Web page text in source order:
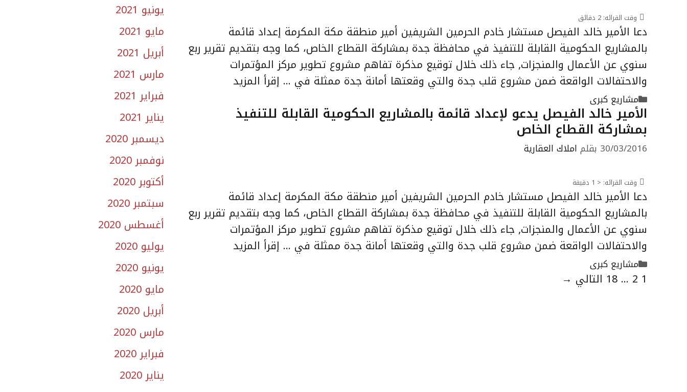
وقت القرائه: 2 دقائق
دعا الأمير خالد الفيصل مستشار خادم الحرمين الشريفين أمير منطقة مكة المكرمة إعداد قائمة
بالمشاريع الحكومية القابلة للتنفيذ في محافظة جدة بمشاركة القطاع الخاص، كما وجه بتقديم تقرير ربع
سنوي عن الأعمال والمنجزات, جاء ذلك خلال توقيع مذكرة تفاهم مشروع تطوير مركز المؤتمرات
والاحتفالات الواقعة ضمن مشروع قلب جدة والتي وقعتها أمانة جدة ممثلة في … إقرأ المزيد
التصنيفات
مشاريع كبرى
الأمير خالد الفيصل يدعو لإعداد قائمة بالمشاريع الحكومية القابلة للتنفيذ
بمشاركة القطاع الخاص
30/03/2016 بقلم املاك العقارية
وقت القرائه: < 1 دقيقة
دعا الأمير خالد الفيصل مستشار خادم الحرمين الشريفين أمير منطقة مكة المكرمة إعداد قائمة
بالمشاريع الحكومية القابلة للتنفيذ في محافظة جدة بمشاركة القطاع الخاص، كما وجه بتقديم تقرير ربع
سنوي عن الأعمال والمنجزات, جاء ذلك خلال توقيع مذكرة تفاهم مشروع تطوير مركز المؤتمرات
والاحتفالات الواقعة ضمن مشروع قلب جدة والتي وقعتها أمانة جدة ممثلة في … إقرأ المزيد
التصنيفات
مشاريع كبرى
الصفحة
1 الصفحة
2
... الصفحة
18 التالي →
يونيو 2021
مايو 2021
أبريل 2021
مارس 2021
فبراير 2021
يناير 2021
ديسمبر 2020
نوفمبر 2020
أكتوبر 2020
سبتمبر 2020
أغسطس 2020
يوليو 2020
يونيو 2020
مايو 2020
أبريل 2020
مارس 2020
فبراير 2020
يناير 2020